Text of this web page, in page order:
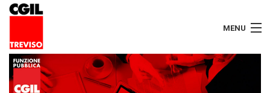
MENU
LAVORATORI